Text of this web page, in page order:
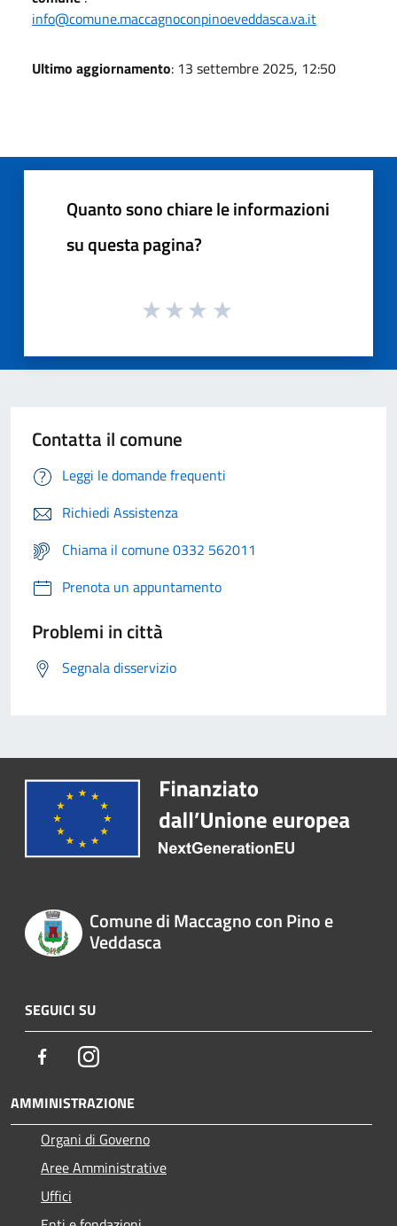
info@comune.maccagnoconpinoeveddasca.va.it
Ultimo aggiornamento: 13 settembre 2025, 12:50
Quanto sono chiare le informazioni
su questa pagina?
Contatta il comune
Leggi le domande frequenti
Richiedi Assistenza
Chiama il comune 0332 562011
Prenota un appuntamento
Problemi in città
Segnala disservizio
Comune di Maccagno con Pino e
Veddasca
SEGUICI SU
FacebookInstagram
AMMINISTRAZIONE
Organi di Governo
Aree Amministrative
Uffici